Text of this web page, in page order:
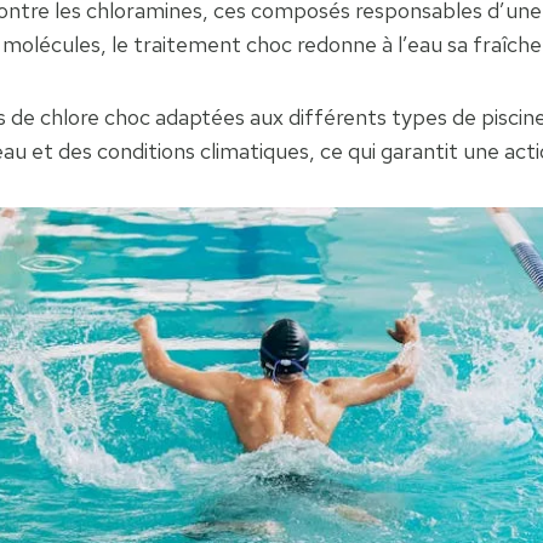
les chloramines, ces composés responsables
le traitement choc redonne à l’eau sa
chlore choc adaptées aux différents types de
et des conditions climatiques, ce qui garantit une